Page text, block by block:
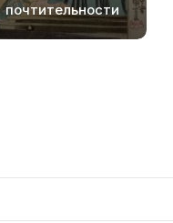
почтительности
(Сяо цзин)